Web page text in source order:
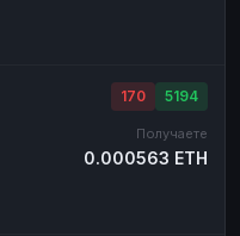
170 5194
Получаете
0.000563 ETH